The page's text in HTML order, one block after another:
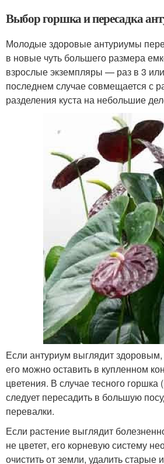
Выбор горшка и пересадка
Молодые здоровые антуриумы
в новые чуть большего размера
взрослые экземпляры — раз в 3
последнем случае совмещается с
разделения куста на небольшие
Если антуриум выглядит
его можно оставить в купленном
цветения. В случае тесного горшка
следует пересадить в большую
перевалки.
Если растение выглядит
не цветет, его корневую систему
очистить от земли, удалить